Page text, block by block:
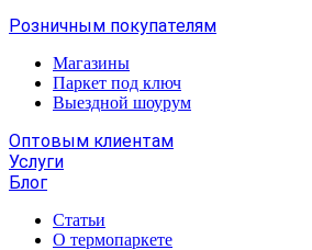
Розничным покупателям
Магазины
Паркет под ключ
Выездной шоурум
Оптовым клиентам
Услуги
Блог
Статьи
О термопаркете